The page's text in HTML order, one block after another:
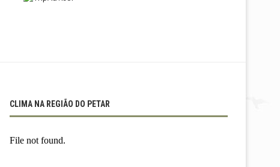
CLIMA NA REGIÃO DO PETAR